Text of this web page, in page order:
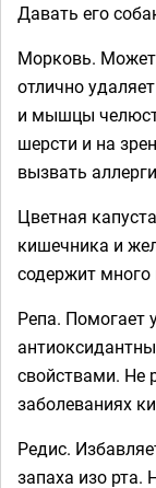
Давать его
Морковь. Может
отлично
и мышцы
шерсти и на
вызвать
Цветная
кишечника и
содержит много
Репа. Помогает
свойствами. Не
заболеваниях
Редис.
запаха изо рта.